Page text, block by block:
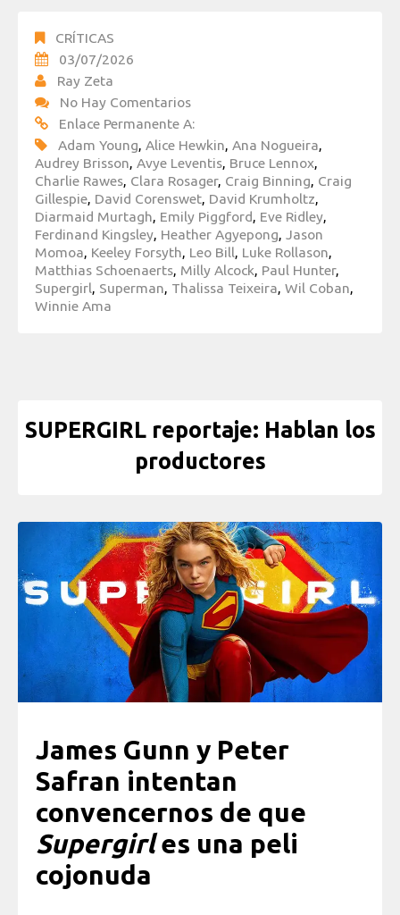
CRÍTICAS
03/07/2026
Ray Zeta
No Hay Comentarios
Enlace Permanente A:
Adam Young, Alice Hewkin, Ana Nogueira,
Audrey Brisson, Avye Leventis, Bruce Lennox,
Charlie Rawes, Clara Rosager, Craig Binning, Craig
Gillespie, David Corenswet, David Krumholtz,
Diarmaid Murtagh, Emily Piggford, Eve Ridley,
Ferdinand Kingsley, Heather Agyepong, Jason
Momoa, Keeley Forsyth, Leo Bill, Luke Rollason,
Matthias Schoenaerts, Milly Alcock, Paul Hunter,
Supergirl, Superman, Thalissa Teixeira, Wil Coban,
Winnie Ama
SUPERGIRL reportaje: Hablan los
productores
James Gunn y Peter
Safran intentan
convencernos de que
Supergirles una peli
cojonuda